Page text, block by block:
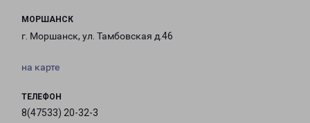
МОРШАНСК
г. Моршанск, ул. Тамбовская д.46
на карте
ТЕЛЕФОН
8(47533) 20-32-3